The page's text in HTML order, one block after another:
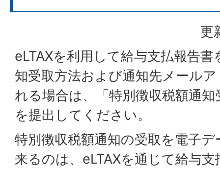
更
eLTAXを利用して給与支払報告
知受取方法および通知先メール
れる場合は、「特別徴収税額通
を提出してください。
特別徴収税額通知の受取を電子
来るのは、eLTAXを通じて給与